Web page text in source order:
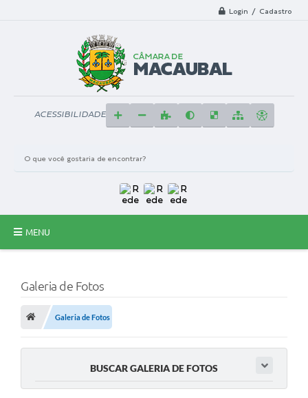
Login / Cadastro
ACESSIBILIDADE
MENU
A Câmara
Município
Galeria de Fotos
Galeria de Fotos
BUSCAR GALERIA DE FOTOS